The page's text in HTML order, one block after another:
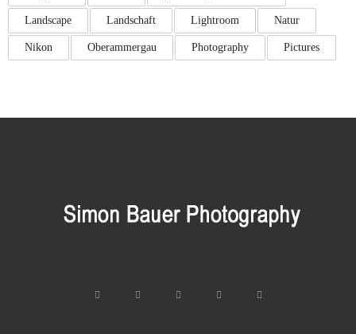
Landscape Landschaft Lightroom Natur
Nikon Oberammergau Photography Pictures